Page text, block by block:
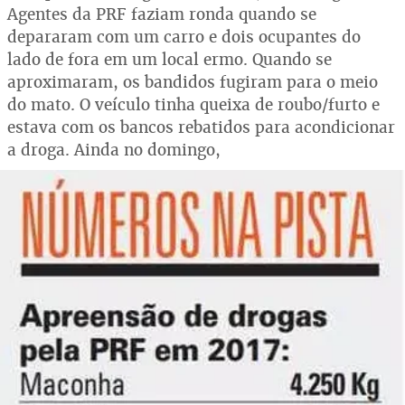
Agentes da PRF faziam ronda quando se
depararam com um carro e dois ocupantes do
lado de fora em um local ermo. Quando se
aproximaram, os bandidos fugiram para o meio
do mato. O veículo tinha queixa de roubo/furto e
estava com os bancos rebatidos para acondicionar
a droga. Ainda no domingo,